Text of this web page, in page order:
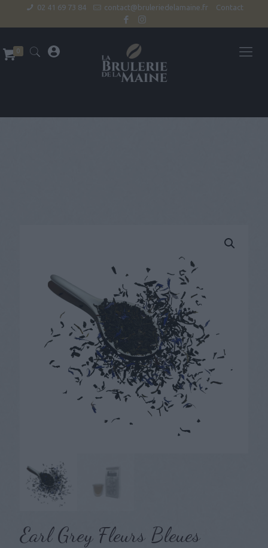
02 41 69 73 84 contact@bruleriedelamaine.fr Contact
0
Earl Grey Fleurs Bleues